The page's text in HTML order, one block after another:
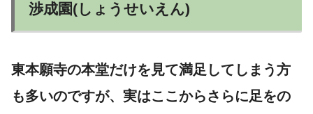
渉成園(しょうせいえん)
東本願寺の本堂だけを見て満足してしまう方
も多いのですが、実はここからさらに足をの